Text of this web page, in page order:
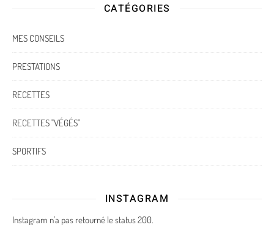
CATÉGORIES
MES CONSEILS
PRESTATIONS
RECETTES
RECETTES "VÉGÉS"
SPORTIFS
INSTAGRAM
Instagram n'a pas retourné le status 200.